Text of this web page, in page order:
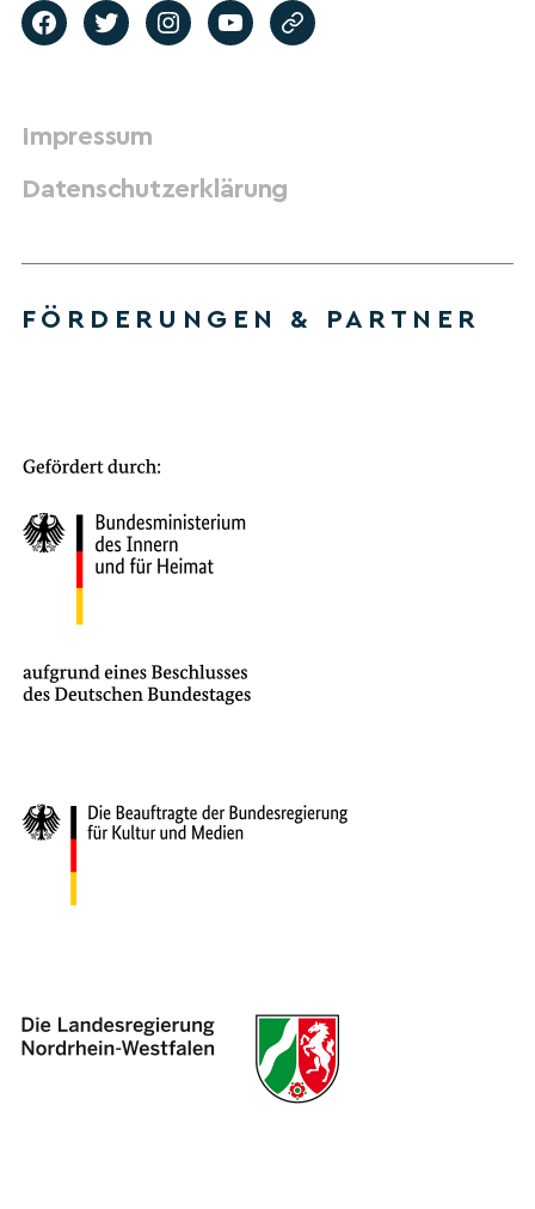
Impressum
Datenschutzerklärung
FÖRDERUNGEN & PARTNER